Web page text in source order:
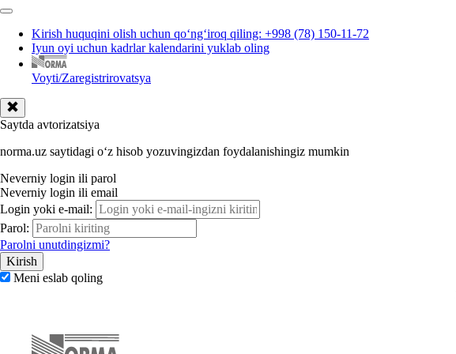
Kirish huquqini olish uchun qoʻngʻiroq qiling: +998 (78) 150-11-72
Iyun oyi uchun kadrlar kalendarini yuklab oling
Voyti/Zaregistrirovatsya
Saytda avtorizatsiya
norma.uz saytidagi oʻz hisob yozuvingizdan foydalanishingiz mumkin
Neverniy login ili parol
Neverniy login ili email
Login yoki e-mail:
Parol:
Parolni unutdingizmi?
Meni eslab qoling